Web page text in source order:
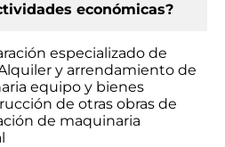
económicas?
especializado de
y arrendamiento de
equipo y bienes
de otras obras de
de maquinaria